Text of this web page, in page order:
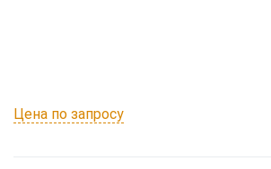
Цена по запросу